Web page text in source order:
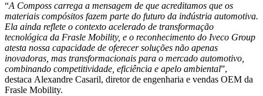
“A Composs carrega a mensagem de que acreditamos que os
materiais compósitos fazem parte do futuro da indústria automotiva.
Ela ainda reflete o contexto acelerado de transformação
tecnológica da Frasle Mobility, e o reconhecimento do Iveco Group
atesta nossa capacidade de oferecer soluções não apenas
inovadoras, mas transformacionais para o mercado automotivo,
combinando competitividade, eficiência e apelo ambiental”,
destaca Alexandre Casaril, diretor de engenharia e vendas OEM da
Frasle Mobility.